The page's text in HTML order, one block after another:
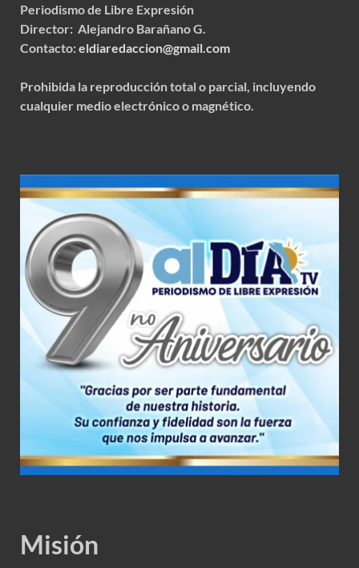
Periodismo de Libre Expresión
Director: Alejandro Barañano G.
Contacto:eldiaredaccion@gmail.com
Prohibida la reproducción total o parcial, incluyendo
cualquier medio electrónico o magnético.
Misión